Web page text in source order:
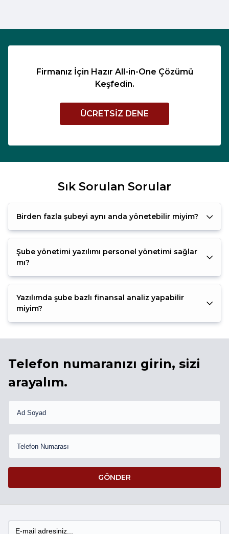
Firmanız İçin Hazır All-in-One Çözümü
Keşfedin.
ÜCRETSIZ DENE
Sık Sorulan Sorular
Birden fazla şubeyi aynı anda yönetebilir miyim?
Şube yönetimi yazılımı personel yönetimi sağlar
mı?
Yazılımda şube bazlı finansal analiz yapabilir
miyim?
Telefon numaranızı girin, sizi
arayalım.
GÖNDER